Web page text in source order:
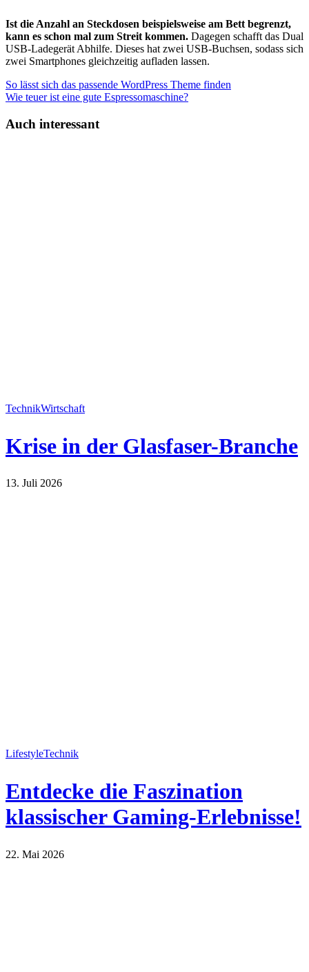
Ist die Anzahl an Steckdosen beispielsweise am Bett begrenzt,
kann es schon mal zum Streit kommen. Dagegen schafft das Dual
USB-Ladegerät Abhilfe. Dieses hat zwei USB-Buchsen, sodass sich
zwei Smartphones gleichzeitig aufladen lassen.
So lässt sich das passende WordPress Theme finden
Wie teuer ist eine gute Espressomaschine?
Auch interessant
TechnikWirtschaft
Krise in der Glasfaser-Branche
13. Juli 2026
LifestyleTechnik
Entdecke die Faszination
klassischer Gaming-Erlebnisse!
22. Mai 2026